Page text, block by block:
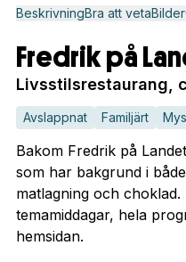
BeskrivningBra att vetaBilder
Fredrik på
Livsstilsrestaurang,
Avslappnat Familjärt
Bakom Fredrik på
som har bakgrund i
matlagning och
temamiddagar, hela
hemsidan.